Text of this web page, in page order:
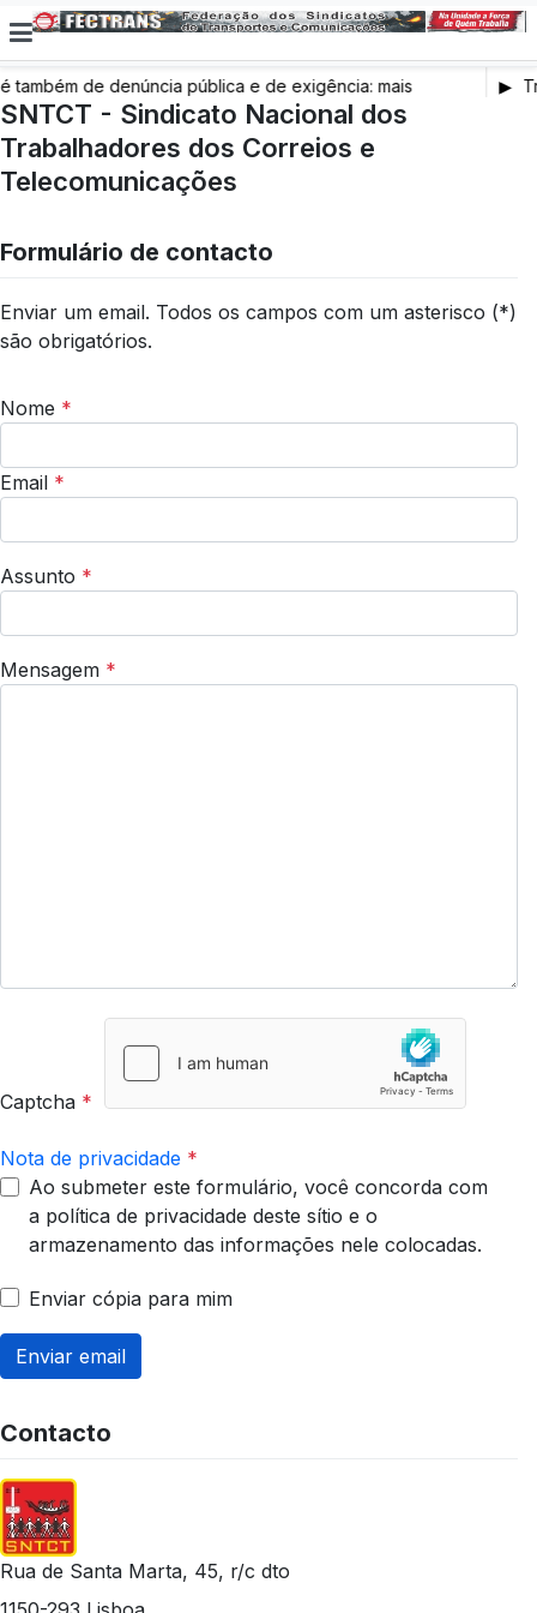
também de denúncia pública e de exigência: mais
saúde, mais condições de trabalho e mais SNS
SNTCT - Sindicato Nacional dos
Trabalhadores dos Correios e
Telecomunicações
Formulário de contacto
Enviar um email. Todos os campos com um asterisco (*)
são obrigatórios.
Nome *
Email *
Assunto *
Mensagem *
Captcha *
Nota de privacidade *
Ao submeter este formulário, você concorda com
a política de privacidade deste sítio e o
armazenamento das informações nele colocadas.
Enviar cópia para mim
Enviar email
Contacto
Rua de Santa Marta, 45, r/c dto